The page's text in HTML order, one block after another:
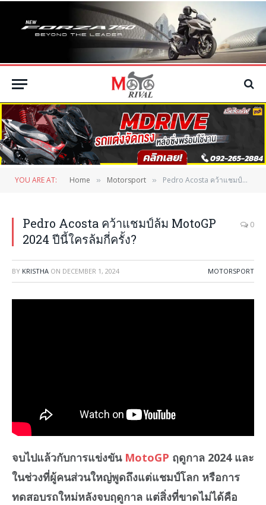
YOU ARE AT: Home » Motorsport » Pedro Acosta คว้าแชมป์ล้ม MotoGP 2024 ปีนี้ใครล้มกี่ครั้ง?
Pedro Acosta คว้าแชมป์ล้ม MotoGP
2024 ปีนี้ใครล้มกี่ครั้ง?
0
BY KRISTHA ON DECEMBER 1, 2024 MOTORSPORT
จบไปแล้วกับการแข่งขัน MotoGP ฤดูกาล 2024 และ
ในช่วงที่ผู้คนส่วนใหญ่พูดถึงแต่แชมป์โลก หรือการ
ทดสอบรถใหม่หลังจบฤดูกาล แต่สิ่งที่ขาดไม่ได้คือ